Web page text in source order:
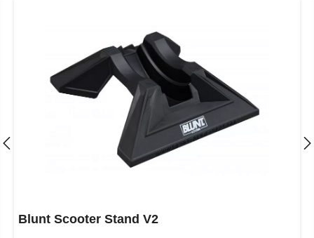
Blunt Scooter Stand V2